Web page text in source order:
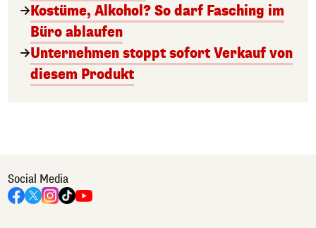
Kostüme, Alkohol? So darf Fasching im
Büro ablaufen
Unternehmen stoppt sofort Verkauf von
diesem Produkt
Social Media